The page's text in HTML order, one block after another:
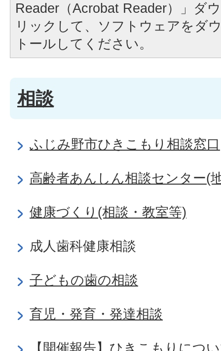
Reader（Acrobat Reader）」ダ
リックして、ソフトウェアをダ
トールしてください。
相談
ふじみ野市ひきこもり相談窓口
高齢者あんしん相談センター(
健康づくり(相談・教室等)
成人歯科健康相談
子どもの歯の相談
育児・発育・発達相談
【開催報告】ひきこもりにつ